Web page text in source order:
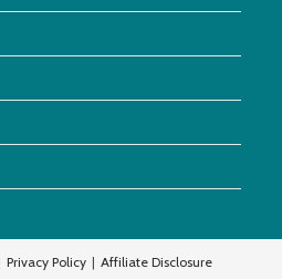
Privacy Policy Affiliate Disclosure